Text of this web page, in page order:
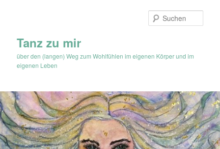
Tanz zu mir
über den (langen) Weg zum Wohlfühlen im eigenen Körper und im
eigenen Leben